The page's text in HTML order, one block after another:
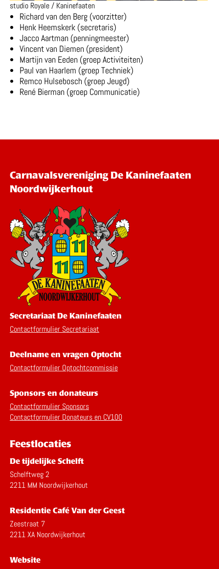
studio Royale / Kaninefaaten
Richard van den Berg (voorzitter)
Henk Heemskerk (secretaris)
Jacco Aartman (penningmeester)
Vincent van Diemen (president)
Martijn van Eeden (groep Activiteiten)
Paul van Haarlem (groep Techniek)
Remco Hulsebosch (groep Jeugd)
René Bierman (groep Communicatie)
Carnavalsvereniging De Kaninefaaten
Noordwijkerhout
Secretariaat De Kaninefaaten
Contactformulier Secretariaat
Deelname en vragen Optocht
Contactformulier Optochtcommissie
Sponsors en donateurs
Contactformulier Sponsors
Contactformulier Donateurs en CV100
Feestlocaties
De tijdelijke Schelft
Schelftweg 2
2211 MM Noordwijkerhout
Residentie Café Van der Geest
Zeestraat 7
2211 XA Noordwijkerhout
Website